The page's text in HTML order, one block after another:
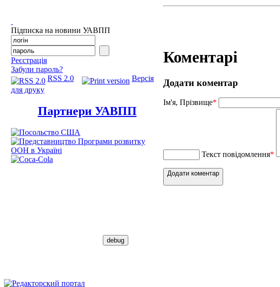
Підписка на новини УАВПП
Реєстрація
Забули пароль?
RSS 2.0
Версія
для друку
Партнери УАВПП
Коментарі
Додати коментар
Ім'я, Прізвище*
Текст повідомлення*
Додати коментар